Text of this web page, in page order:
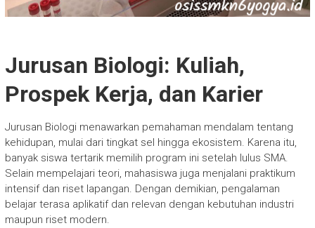
Jurusan Biologi: Kuliah,
Prospek Kerja, dan Karier
Jurusan Biologi menawarkan pemahaman mendalam tentang
kehidupan, mulai dari tingkat sel hingga ekosistem. Karena itu,
banyak siswa tertarik memilih program ini setelah lulus SMA.
Selain mempelajari teori, mahasiswa juga menjalani praktikum
intensif dan riset lapangan. Dengan demikian, pengalaman
belajar terasa aplikatif dan relevan dengan kebutuhan industri
maupun riset modern.